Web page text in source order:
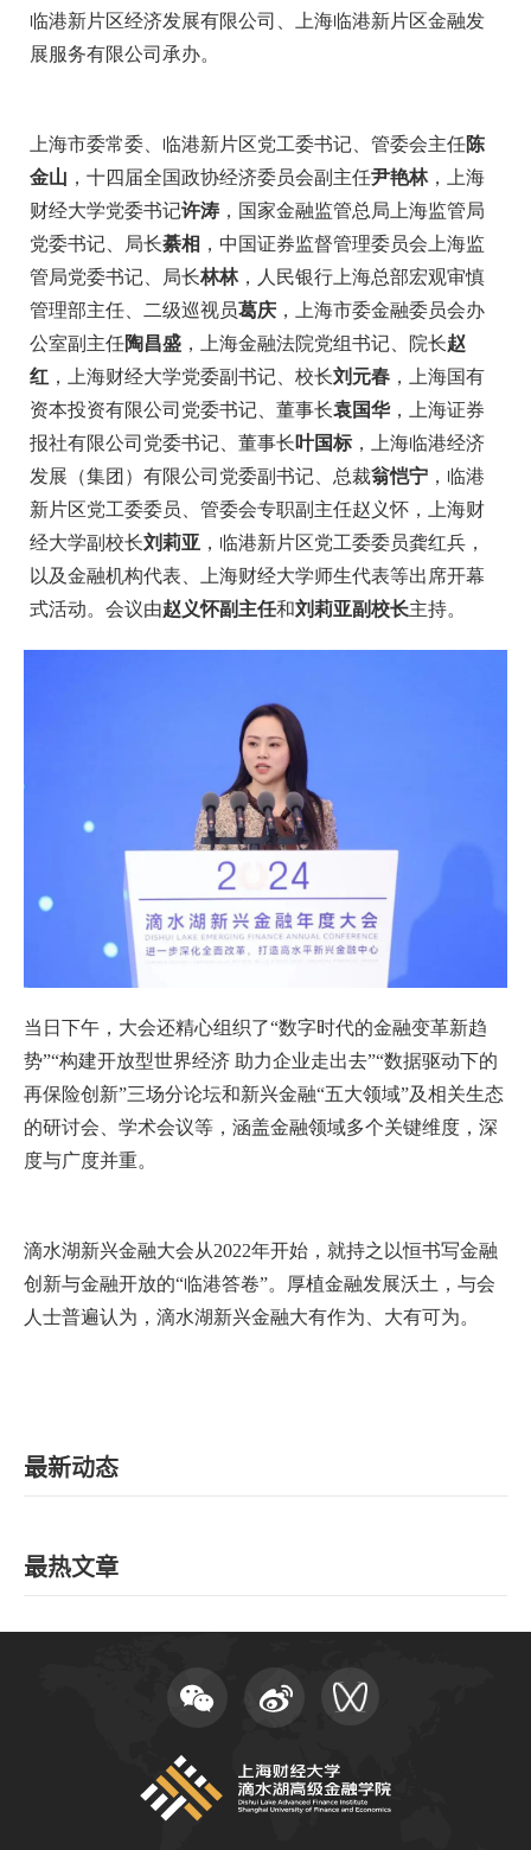
临港新片区经济发展有限公司、上海临港新片区金融发
展服务有限公司承办。
上海市委常委、临港新片区党工委书记、管委会主任陈
金山 ，十四届全国政协经济委员会副主任尹艳林，上海
财经大学党委书记许涛 ，国家金融监管总局上海监管局
党委书记、局长綦相 ，中国证券监督管理委员会上海监
管局党委书记、局长林林，人民银行上海总部宏观审慎
管理部主任、二级巡视员葛庆 ，上海市委金融委员会办
公室副主任陶昌盛 ，上海金融法院党组书记、院长赵
红 ，上海财经大学党委副书记、校长刘元春 ，上海国有
资本投资有限公司党委书记、董事长袁国华，上海证券
报社有限公司党委书记、董事长叶国标，上海临港经济
发展（集团）有限公司党委副书记、总裁翁恺宁 ，临港
新片区党工委委员、管委会专职副主任赵义怀，上海财
经大学副校长刘莉亚 ，临港新片区党工委委员龚红兵，
以及金融机构代表、上海财经大学师生代表等出席开幕
式活动。会议由赵义怀副主任和刘莉亚副校长主持。
当日下午，大会还精心组织了“数字时代的金融变革新趋
势”“构建开放型世界经济 助力企业走出去”“数据驱动下的
再保险创新”三场分论坛和新兴金融“五大领域”及相关生态
的研讨会、学术会议等，涵盖金融领域多个关键维度，深
度与广度并重。
滴水湖新兴金融大会从2022年开始，就持之以恒书写金融
创新与金融开放的“临港答卷”。厚植金融发展沃土，与会
人士普遍认为，滴水湖新兴金融大有作为、大有可为。
最新动态
最热文章